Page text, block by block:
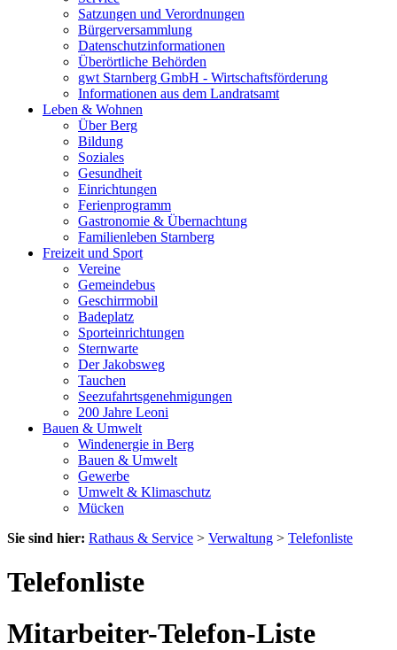
Satzungen und Verordnungen
Bürgerversammlung
Datenschutzinformationen
Überörtliche Behörden
gwt Starnberg GmbH - Wirtschaftsförderung
Informationen aus dem Landratsamt
Leben & Wohnen
Über Berg
Bildung
Soziales
Gesundheit
Einrichtungen
Ferienprogramm
Gastronomie & Übernachtung
Familienleben Starnberg
Freizeit und Sport
Vereine
Gemeindebus
Geschirrmobil
Badeplatz
Sporteinrichtungen
Sternwarte
Der Jakobsweg
Tauchen
Seezufahrtsgenehmigungen
200 Jahre Leoni
Bauen & Umwelt
Windenergie in Berg
Bauen & Umwelt
Gewerbe
Umwelt & Klimaschutz
Mücken
Sie sind hier: Rathaus & Service > Verwaltung > Telefonliste
Telefonliste
Mitarbeiter-Telefon-Liste